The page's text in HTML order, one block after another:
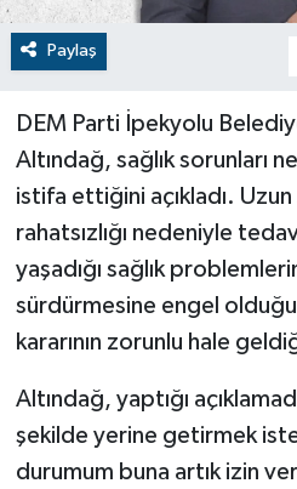
Paylaş
DEM Parti İpekyolu
Altındağ, sağlık sorunları
istifa ettiğini açıkladı.
rahatsızlığı nedeniyle
yaşadığı sağlık
sürdürmesine engel
kararının zorunlu hale
Altındağ, yaptığı
şekilde yerine getirmek
durumum buna artık izin